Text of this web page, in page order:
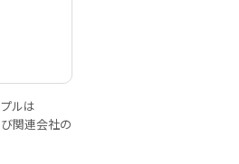
ルは
関連会社の